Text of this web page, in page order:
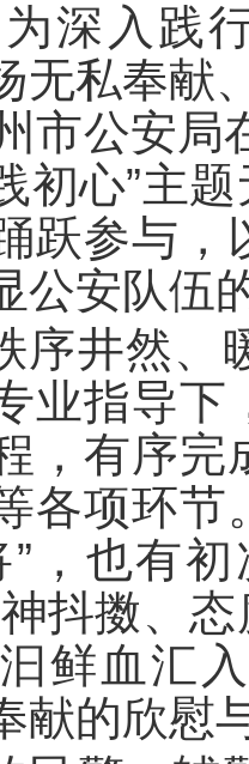
为深入践
无私奉献
市公安局
初心”主
跃参与
公安队伍
序井然、
业指导
，有序
各项环节
”，也有
抖擞、
鲜血汇
献的欣慰